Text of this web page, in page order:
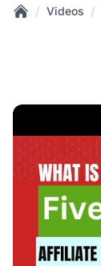
/ Videos /